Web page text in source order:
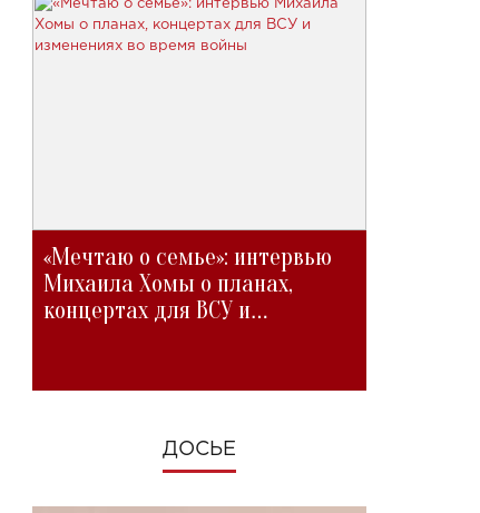
«Мечтаю о семье»: интервью
Михаила Хомы о планах,
концертах для ВСУ и
ДОСЬЕ